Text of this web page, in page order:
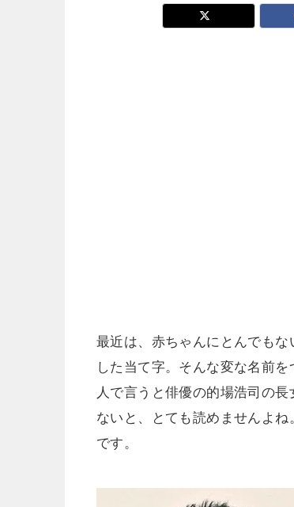
最近は、赤ちゃんにとんでも
した当て字。そんな変な名前
人で言うと俳優の的場浩司の
ないと、とても読めませんよ
です。